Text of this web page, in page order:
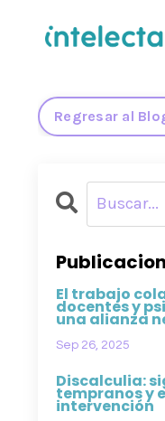
Regresar al
El trabajo
docentes y
una alianza
Sep 26, 2025
Discalculia:
tempranos y
intervención